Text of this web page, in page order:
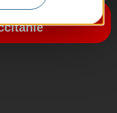
de noticias